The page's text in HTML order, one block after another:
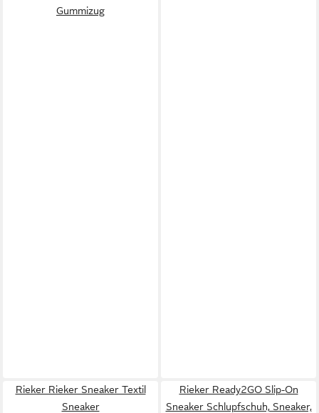
Gummizug
Rieker Rieker Sneaker Textil
Sneaker
Rieker Ready2GO Slip-On
Sneaker Schlupfschuh, Sneaker,